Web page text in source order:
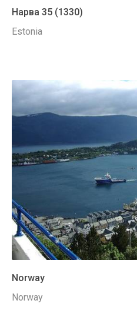
Нарва 35 (1330)
Estonia
Norway
Norway